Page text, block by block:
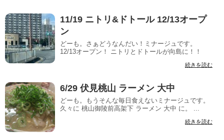
11/19 ニトリ&ドトール 12/13オープ
ン
どーも。さぁどうなんだい！ミナージュです。
12/13オープン！ ニトリとドトールが向島に！！
続きを読む
6/29 伏見桃山 ラーメン 大中
どーも。もうそんな毎日食えないミナージュです。
久々に 桃山御陵前高架下 ラーメン 大中 に。 ...
続きを読む